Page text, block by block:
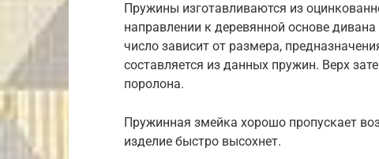
Пружины изготавливаются из
направлении к деревянной основе
число зависит от размера,
составляется из данных пружин. Верх
поролона.
Пружинная змейка хорошо пропускает
изделие быстро высохнет.